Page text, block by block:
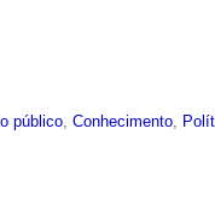
público ,Conhecimento